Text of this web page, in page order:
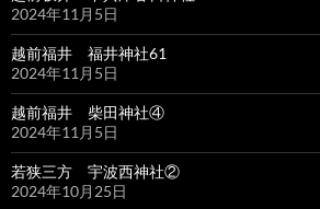
2024年11月5日
越前福井 福井神社61
2024年11月5日
越前福井 柴田神社④
2024年11月5日
若狭三方 宇波西神社②
2024年10月25日